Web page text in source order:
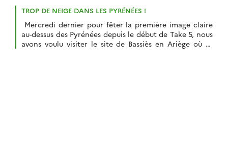
calculé à partir de synthèses décadaires d’images à
[…]
TROP DE NEIGE DANS LES PYRÉNÉES !
Mercredi dernier pour fêter la première image claire
au-dessus des Pyrénées depuis le début de Take 5, nous
avons voulu visiter le site de Bassiès en Ariège où se